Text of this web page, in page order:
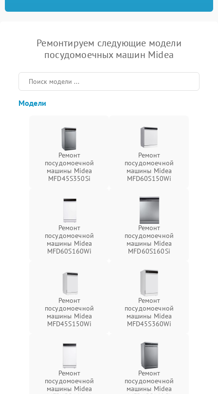
Ремонтируем следующие модели
посудомоечных машин Midea
Модели
Ремонт
посудомоечной
машины Midea
MFD45S350Si
Ремонт
посудомоечной
машины Midea
MFD60S150Wi
Ремонт
посудомоечной
машины Midea
MFD60S160Wi
Ремонт
посудомоечной
машины Midea
MFD60S160Si
Ремонт
посудомоечной
машины Midea
MFD45S150Wi
Ремонт
посудомоечной
машины Midea
MFD45S360Wi
Ремонт
посудомоечной
машины Midea
Ремонт
посудомоечной
машины Midea